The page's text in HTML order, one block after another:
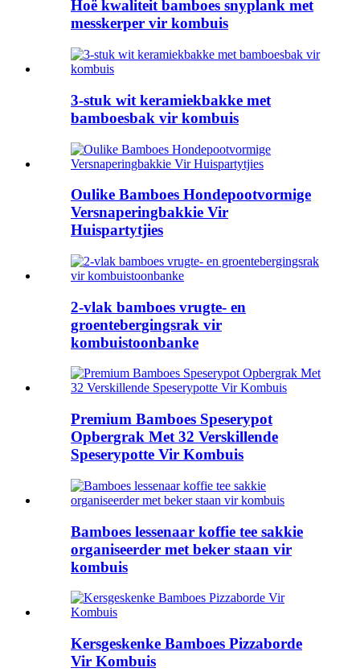
Hoë kwaliteit bamboes snyplank met
messkerper vir kombuis
3-stuk wit keramiekbakke met
bamboesbak vir kombuis
Oulike Bamboes Hondepootvormige
Versnaperingbakkie Vir
Huispartytjies
2-vlak bamboes vrugte- en
groentebergingsrak vir
kombuistoonbanke
Premium Bamboes Speserypot
Opbergrak Met 32 ​​Verskillende
Speserypotte Vir Kombuis
Bamboes lessenaar koffie tee sakkie
organiseerder met beker staan ​​vir
kombuis
Kersgeskenke Bamboes Pizzaborde
Vir Kombuis